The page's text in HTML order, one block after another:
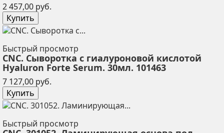
2 457,00 руб.
Купить
Быстрый просмотр
CNC. Сыворотка с гиалуроновой кислотой
Hyaluron Forte Serum. 30мл. 101463
7 127,00 руб.
Купить
Быстрый просмотр